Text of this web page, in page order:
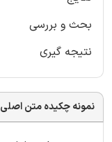
بحث و بررسی
نتیجه گیری
نمونه چکیده متن